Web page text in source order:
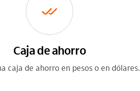
Caja de ahorro
caja de ahorro en pesos o en dólares.